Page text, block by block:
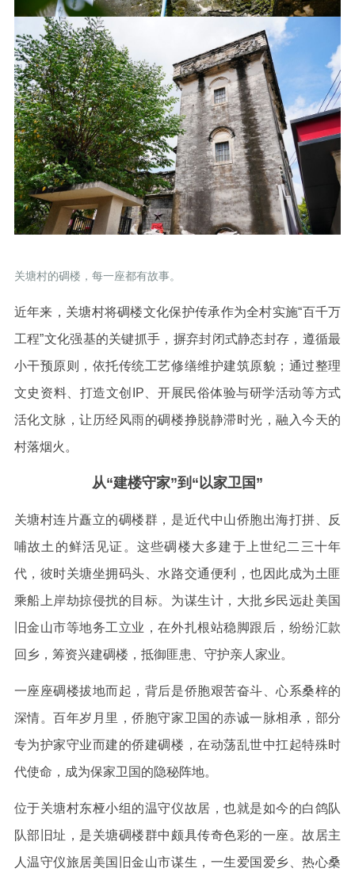
关塘村的碉楼，每一座都有故事。
近年来，关塘村将碉楼文化保护传承作为全村实施“百千万
工程”文化强基的关键抓手，摒弃封闭式静态封存，遵循最
小干预原则，依托传统工艺修缮维护建筑原貌；通过整理
文史资料、打造文创IP、开展民俗体验与研学活动等方式
活化文脉，让历经风雨的碉楼挣脱静滞时光，融入今天的
村落烟火。
从“建楼守家”到“以家卫国”
关塘村连片矗立的碉楼群，是近代中山侨胞出海打拼、反
哺故土的鲜活见证。这些碉楼大多建于上世纪二三十年
代，彼时关塘坐拥码头、水路交通便利，也因此成为土匪
乘船上岸劫掠侵扰的目标。为谋生计，大批乡民远赴美国
旧金山市等地务工立业，在外扎根站稳脚跟后，纷纷汇款
回乡，筹资兴建碉楼，抵御匪患、守护亲人家业。
一座座碉楼拔地而起，背后是侨胞艰苦奋斗、心系桑梓的
深情。百年岁月里，侨胞守家卫国的赤诚一脉相承，部分
专为护家守业而建的侨建碉楼，在动荡乱世中扛起特殊时
代使命，成为保家卫国的隐秘阵地。
位于关塘村东桠小组的温守仪故居，也就是如今的白鸽队
队部旧址，是关塘碉楼群中颇具传奇色彩的一座。故居主
人温守仪旅居美国旧金山市谋生，一生爱国爱乡、热心桑